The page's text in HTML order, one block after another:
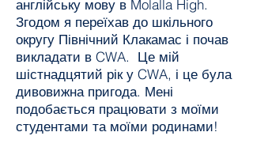
англійську мову в Molalla High.
Згодом я переїхав до шкільного
округу Північний Клакамас і почав
викладати в CWA. Це мій
шістнадцятий рік у CWA, і це була
дивовижна пригода. Мені
подобається працювати з моїми
студентами та моїми родинами!